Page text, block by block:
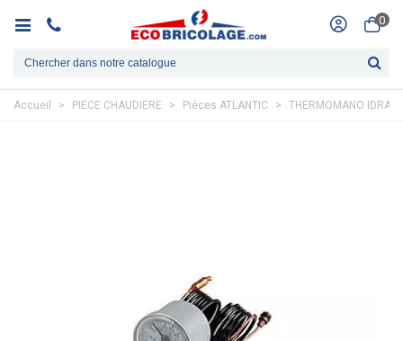
0
Accueil > PIECE CHAUDIERE > Pièces ATLANTIC > THERMOMANO